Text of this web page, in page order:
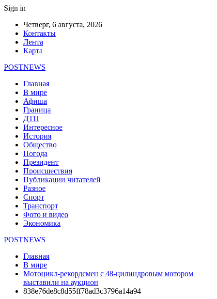
Sign in
Четверг, 6 августа, 2026
Контакты
Лента
Карта
POSTNEWS
Главная
В мире
Афиша
Граница
ДТП
Интересное
История
Общество
Погода
Президент
Происшествия
Публикации читателей
Разное
Спорт
Транспорт
Фото и видео
Экономика
POSTNEWS
Главная
В мире
Мотоцикл-рекордсмен с 48-цилиндровым мотором
выставили на аукцион
838e76de8c8d55ff78ad3c3796a14a94